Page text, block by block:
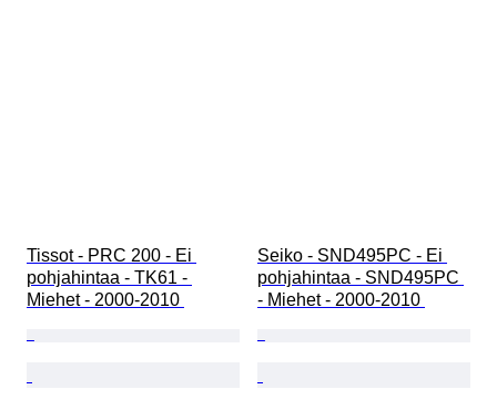
Tissot - PRC 200 - Ei
pohjahintaa - TK61 -
Miehet - 2000-2010
Seiko - SND495PC - Ei
pohjahintaa - SND495PC
- Miehet - 2000-2010